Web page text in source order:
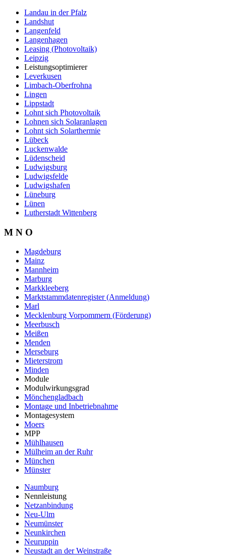
Landau in der Pfalz
Landshut
Langenfeld
Langenhagen
Leasing (Photovoltaik)
Leipzig
Leistungsoptimierer
Leverkusen
Limbach-Oberfrohna
Lingen
Lippstadt
Lohnt sich Photovoltaik
Lohnen sich Solaranlagen
Lohnt sich Solarthermie
Lübeck
Luckenwalde
Lüdenscheid
Ludwigsburg
Ludwigsfelde
Ludwigshafen
Lüneburg
Lünen
Lutherstadt Wittenberg
M N O
Magdeburg
Mainz
Mannheim
Marburg
Markkleeberg
Marktstammdatenregister (Anmeldung)
Marl
Mecklenburg Vorpommern (Förderung)
Meerbusch
Meißen
Menden
Merseburg
Mieterstrom
Minden
Module
Modulwirkungsgrad
Mönchengladbach
Montage und Inbetriebnahme
Montagesystem
Moers
MPP
Mühlhausen
Mülheim an der Ruhr
München
Münster
Naumburg
Nennleistung
Netzanbindung
Neu-Ulm
Neumünster
Neunkirchen
Neuruppin
Neustadt an der Weinstraße